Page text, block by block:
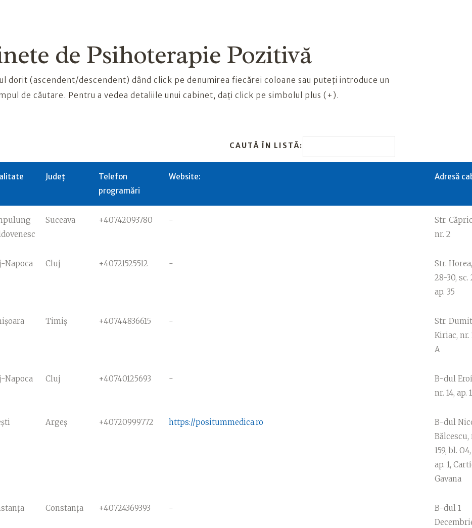
de Psihoterapie Pozitivă
dorit (ascendent/descendent) dând click pe denumirea fiecărei coloane sau puteți introduce un
de căutare. Pentru a vedea detaliile unui cabinet, dați click pe simbolul plus (+).
CAUTĂ ÎN LISTĂ:
Județ
Telefon
programări
Website: Adresă
Suceava +40742093780 -
Str.
nr. 2
Napoca Cluj +40721525512 -
Str.
28-30, sc.
ap. 35
Timiș +40744836615 -
Str.
Kiriac, nr.
A
Napoca Cluj +40740125693 -
B-dul
nr. 14, ap.
Argeș +40720999772 https://positummedica.ro
B-dul
Bălcescu,
159, bl.
ap. 1,
Gavana
Constanța +40724369393 -
B-dul 1